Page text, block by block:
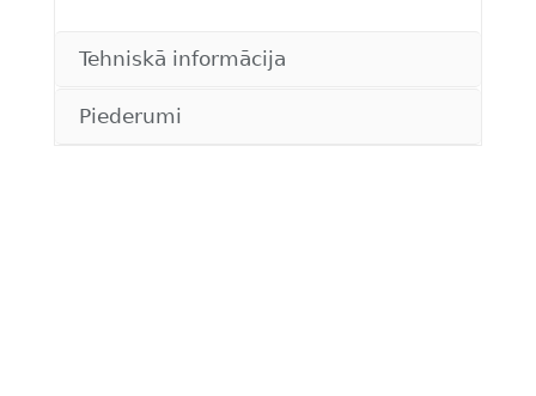
Tehniskā informācija
Piederumi